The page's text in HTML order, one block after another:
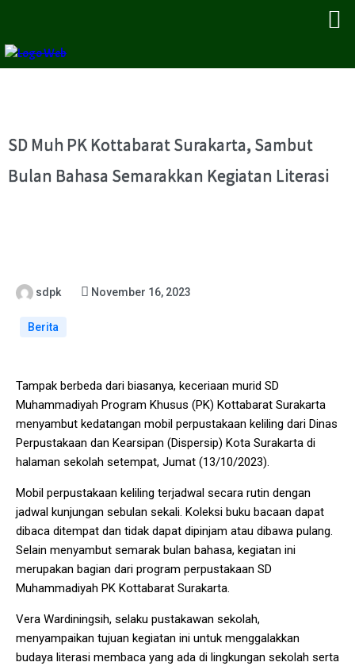
SD Muh PK Kottabarat Surakarta, Sambut
Bulan Bahasa Semarakkan Kegiatan Literasi
sdpk November 16, 2023
Berita
Tampak berbeda dari biasanya, keceriaan murid SD
Muhammadiyah Program Khusus (PK) Kottabarat Surakarta
menyambut kedatangan mobil perpustakaan keliling dari Dinas
Perpustakaan dan Kearsipan (Dispersip) Kota Surakarta di
halaman sekolah setempat, Jumat (13/10/2023).
Mobil perpustakaan keliling terjadwal secara rutin dengan
jadwal kunjungan sebulan sekali. Koleksi buku bacaan dapat
dibaca ditempat dan tidak dapat dipinjam atau dibawa pulang.
Selain menyambut semarak bulan bahasa, kegiatan ini
merupakan bagian dari program perpustakaan SD
Muhammadiyah PK Kottabarat Surakarta.
Vera Wardiningsih, selaku pustakawan sekolah,
menyampaikan tujuan kegiatan ini untuk menggalakkan
budaya literasi membaca yang ada di lingkungan sekolah serta